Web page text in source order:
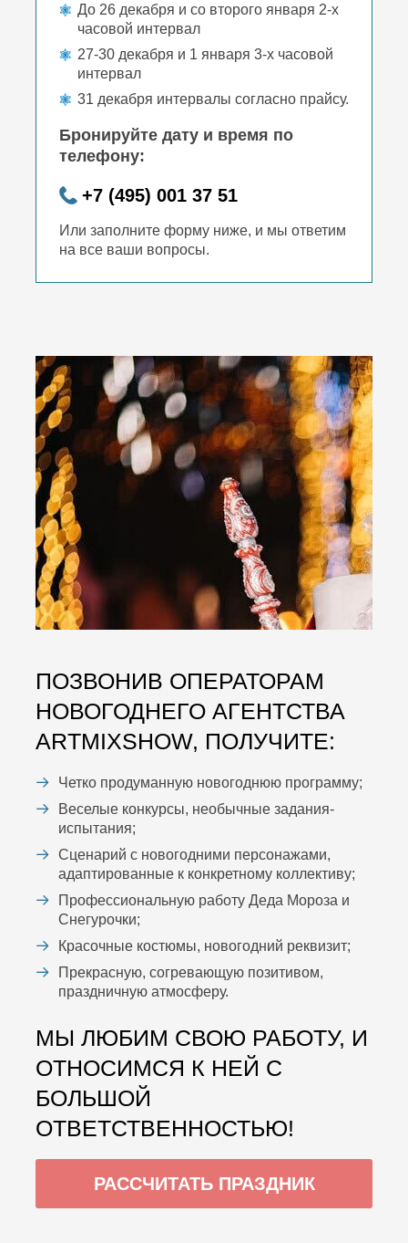
До 26 декабря и со второго января 2-х
часовой интервал
27-30 декабря и 1 января 3-х часовой
интервал
31 декабря интервалы согласно прайсу.
Бронируйте дату и время по
телефону:
+7 (495) 001 37 51
Или заполните форму ниже, и мы ответим
на все ваши вопросы.
ПОЗВОНИВ ОПЕРАТОРАМ
НОВОГОДНЕГО АГЕНТСТВА
ARTMIXSHOW, ПОЛУЧИТЕ:
Четко продуманную новогоднюю программу;
Веселые конкурсы, необычные задания-
испытания;
Сценарий с новогодними персонажами,
адаптированные к конкретному коллективу;
Профессиональную работу Деда Мороза и
Снегурочки;
Красочные костюмы, новогодний реквизит;
Прекрасную, согревающую позитивом,
праздничную атмосферу.
МЫ ЛЮБИМ СВОЮ РАБОТУ, И
ОТНОСИМСЯ К НЕЙ С
БОЛЬШОЙ
ОТВЕТСТВЕННОСТЬЮ!
РАССЧИТАТЬ ПРАЗДНИК